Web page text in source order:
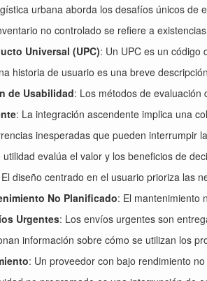
urbana aborda los desafíos únicos de
no controlado se refiere a
Universal (UPC): Un UPC es un código
historia de usuario es una breve
de Usabilidad: Los métodos de evaluación
: La integración ascendente implica una
inesperadas que pueden interrumpir
utilidad evalúa el valor y los beneficios de
diseño centrado en el usuario prioriza las
No Planificado: El mantenimiento
Urgentes: Los envíos urgentes son
información sobre cómo se utilizan los
: Un proveedor con bajo rendimiento